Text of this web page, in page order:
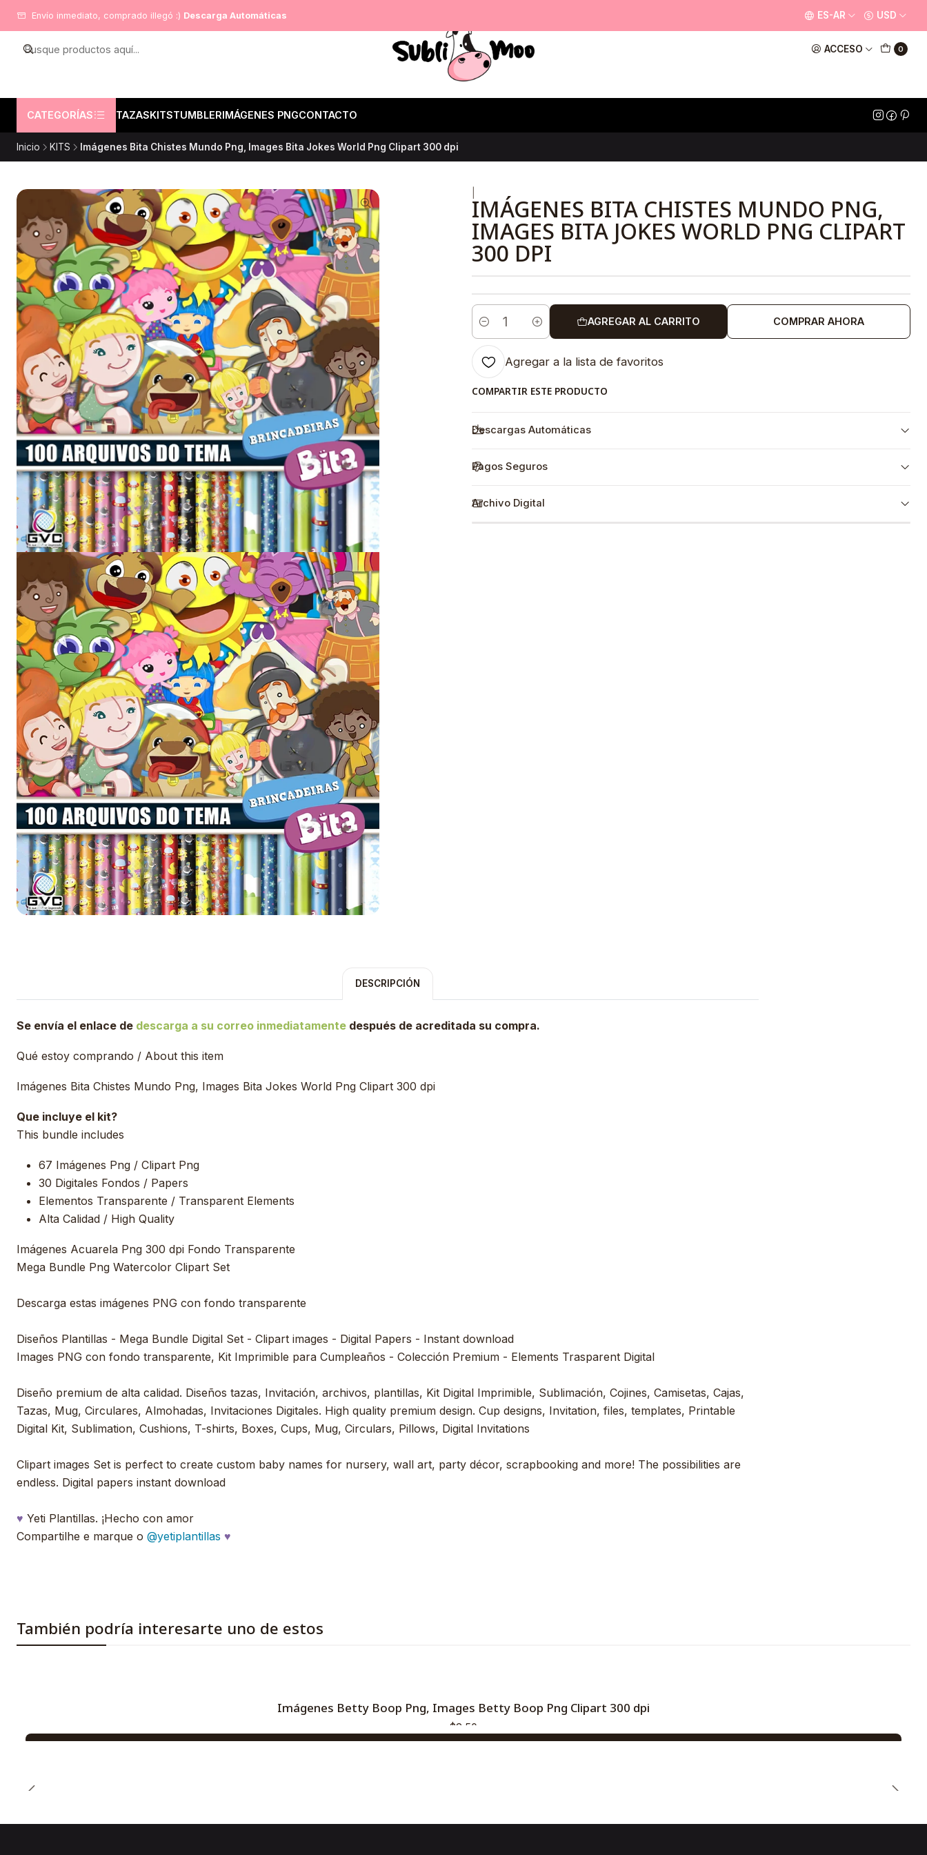
ACCESO 0
CATEGORÍAS TAZASKITSTUMBLERIMÁGENES PNGCONTACTO
Envío inmediato, comprado illegó :) Descarga Automáticas ES-AR USD
Inicio KITS Imágenes Bita Chistes Mundo Png, Images Bita Jokes World Png Clipart 300 dpi
IMÁGENES BITA CHISTES MUNDO PNG,
IMAGES BITA JOKES WORLD PNG CLIPART
300 DPI
Cantidad
AGREGAR AL CARRITO COMPRAR AHORA
Agregar a la lista de favoritos
COMPARTIR ESTE PRODUCTO
Descargas Automáticas
Pagos Seguros
Archivo Digital
DESCRIPCIÓN
Se envía el enlace de descarga a su correo inmediatamente después de acreditada su compra.
Qué estoy comprando / About this item
Imágenes Bita Chistes Mundo Png, Images Bita Jokes World Png Clipart 300 dpi
Que incluye el kit?
This bundle includes
67 Imágenes Png / Clipart Png
30 Digitales Fondos / Papers
Elementos Transparente / Transparent Elements
Alta Calidad / High Quality
Imágenes Acuarela Png 300 dpi Fondo Transparente
Mega Bundle Png Watercolor Clipart Set
Descarga estas imágenes PNG con fondo transparente
Diseños Plantillas - Mega Bundle Digital Set - Clipart images - Digital Papers - Instant download
Images PNG con fondo transparente, Kit Imprimible para Cumpleaños - Colección Premium - Elements Trasparent Digital
Diseño premium de alta calidad. Diseños tazas, Invitación, archivos, plantillas, Kit Digital Imprimible, Sublimación, Cojines, Camisetas, Cajas,
Tazas, Mug, Circulares, Almohadas, Invitaciones Digitales. High quality premium design. Cup designs, Invitation, files, templates, Printable
Digital Kit, Sublimation, Cushions, T-shirts, Boxes, Cups, Mug, Circulars, Pillows, Digital Invitations
Clipart images Set is perfect to create custom baby names for nursery, wall art, party décor, scrapbooking and more! The possibilities are
endless. Digital papers instant download
♥ Yeti Plantillas. ¡Hecho con amor
Compartilhe e marque o @yetiplantillas ♥
También podría interesarte uno de estos
Imágenes Betty Boop Png, Images Betty Boop Png Clipart 300 dpi
$2,50